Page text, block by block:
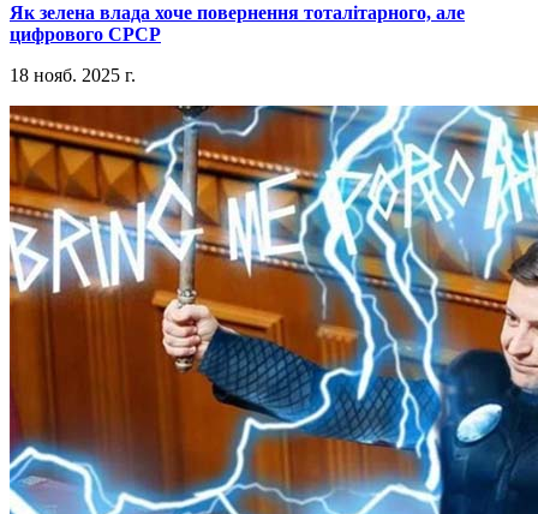
​Як зелена влада хоче повернення тоталітарного, але
цифрового СРСР
18 нояб. 2025 г.